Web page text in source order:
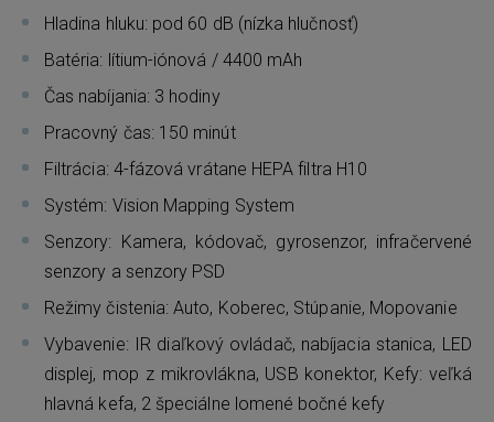
Hladina hluku: pod 60 dB (nízka hlučnosť)
Batéria: lítium-iónová / 4400 mAh
Čas nabíjania: 3 hodiny
Pracovný čas: 150 minút
Filtrácia: 4-fázová vrátane HEPA filtra H10
Systém: Vision Mapping System
Senzory: Kamera, kódovač, gyrosenzor, infračervené
senzory a senzory PSD
Režimy čistenia: Auto, Koberec, Stúpanie, Mopovanie
Vybavenie: IR diaľkový ovládač, nabíjacia stanica, LED
displej, mop z mikrovlákna, USB konektor, Kefy: veľká
hlavná kefa, 2 špeciálne lomené bočné kefy